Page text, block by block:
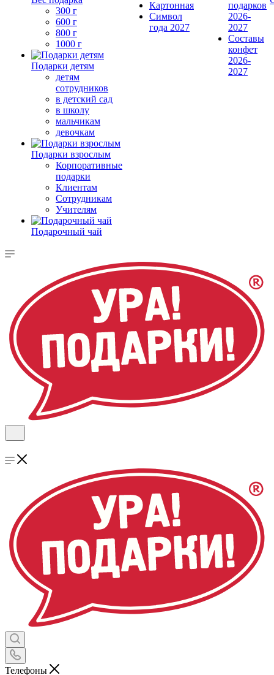
300 г
600 г
800 г
1000 г
Подарки детям
детям
сотрудников
в детский сад
в школу
мальчикам
девочкам
Подарки взрослым
Корпоративные
подарки
Клиентам
Сотрудникам
Учителям
Подарочный чай
Картонная
Символ
года 2027
подарков
2026-
2027
Составы
конфет
2026-
2027
Телефоны